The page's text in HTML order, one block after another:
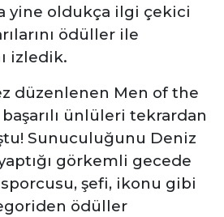
yine oldukça ilgi çekici
ödüller ile
izledik.
düzenlenen Men of the
ünlüleri tekrardan
Sunuculuğunu Deniz
görkemli gecede
sporcusu, şefi, ikonu gibi
ödüller